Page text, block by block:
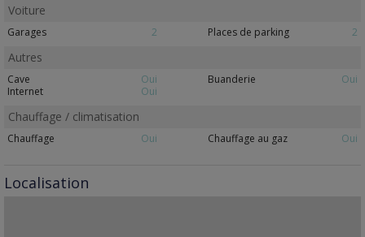
Voiture
Garages 2 Places de parking 2
Autres
Cave Oui Buanderie
Oui
Internet
Oui
Chauffage / climatisation
Chauffage Oui Chauffage au gaz Oui
Localisation